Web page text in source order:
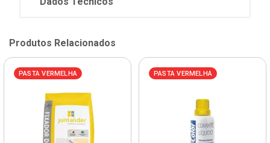
Produtos Relacionados
PASTA VERMELHA PASTA VERMELHA